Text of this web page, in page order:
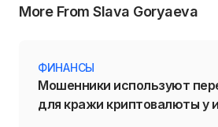
More From Slava Goryaeva
ФИНАНСЫ
Мошенники используют
для кражи криптовалюты у